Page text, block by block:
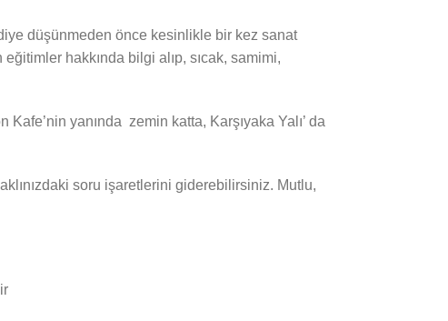
düşünmeden önce kesinlikle bir kez sanat
hakkında bilgi alıp, sıcak, samimi,
yanında zemin katta, Karşıyaka Yalı’ da
soru işaretlerini giderebilirsiniz. Mutlu,